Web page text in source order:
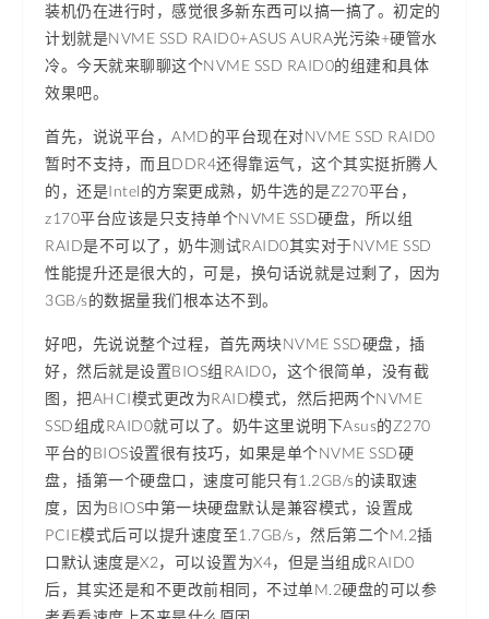
装机仍在进行时，感觉很多新东西可以搞一搞了。初定的
计划就是NVME SSD RAID0+ASUS AURA光污染+硬管水
冷。今天就来聊聊这个NVME SSD RAID0的组建和具体
效果吧。
首先，说说平台，AMD的平台现在对NVME SSD RAID0
暂时不支持，而且DDR4还得靠运气，这个其实挺折腾人
的，还是Intel的方案更成熟，奶牛选的是Z270平台，
z170平台应该是只支持单个NVME SSD硬盘，所以组
RAID是不可以了，奶牛测试RAID0其实对于NVME SSD
性能提升还是很大的，可是，换句话说就是过剩了，因为
3GB/s的数据量我们根本达不到。
好吧，先说说整个过程，首先两块NVME SSD硬盘，插
好，然后就是设置BIOS组RAID0，这个很简单，没有截
图，把AHCI模式更改为RAID模式，然后把两个NVME
SSD组成RAID0就可以了。奶牛这里说明下Asus的Z270
平台的BIOS设置很有技巧，如果是单个NVME SSD硬
盘，插第一个硬盘口，速度可能只有1.2GB/s的读取速
度，因为BIOS中第一块硬盘默认是兼容模式，设置成
PCIE模式后可以提升速度至1.7GB/s，然后第二个M.2插
口默认速度是X2，可以设置为X4，但是当组成RAID0
后，其实还是和不更改前相同，不过单M.2硬盘的可以参